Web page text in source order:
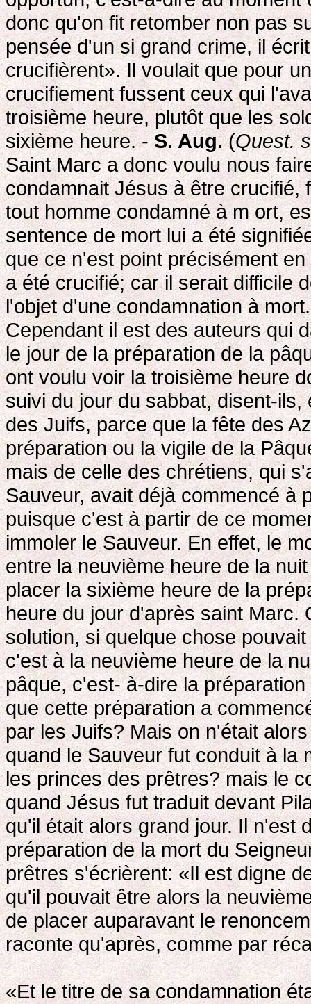
donc qu'on fit retomber non pas
pensée d'un si grand crime, il
crucifièrent». Il voulait que pour
crucifiement fussent ceux qui
troisième heure, plutôt que les
sixième heure. -S. Aug.(Quest.
Saint Marc a donc voulu nous
condamnait Jésus à être crucifié,
tout homme condamné à m ort,
sentence de mort lui a été
que ce n'est point précisément
a été crucifié; car il serait difficile
l'objet d'une condamnation à
Cependant il est des auteurs qui
le jour de la préparation de la
ont voulu voir la troisième heure
suivi du jour du sabbat, disent-
des Juifs, parce que la fête des
préparation ou la vigile de la
mais de celle des chrétiens, qui
Sauveur, avait déjà commencé à
puisque c'est à partir de ce
immoler le Sauveur. En effet, le
entre la neuvième heure de la
placer la sixième heure de la
heure du jour d'après saint Marc.
solution, si quelque chose
c'est à la neuvième heure de la
pâque, c'est- à-dire la
que cette préparation a
par les Juifs? Mais on n'était
quand le Sauveur fut conduit à la
les princes des prêtres? mais le
quand Jésus fut traduit devant
qu'il était alors grand jour. Il n'est
préparation de la mort du
prêtres s'écrièrent: «Il est digne
qu'il pouvait être alors la
de placer auparavant le
raconte qu'après, comme par
«Et le titre de sa condamnation